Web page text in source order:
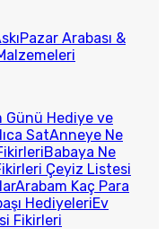
Pazar Arabası &
Günü Hediye ve
SatAnneye Ne
Babaya Ne
Çeyiz Listesi
Arabam Kaç Para
HediyeleriEv
Fikirleri